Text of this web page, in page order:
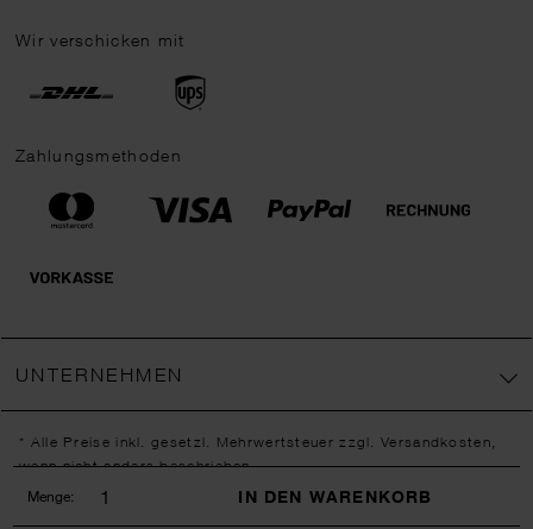
Menge: IN DEN WARENKORB
Wir verschicken mit
Zahlungsmethoden
UNTERNEHMEN
* Alle Preise inkl. gesetzl. Mehrwertsteuer zzgl.Versandkosten,
wenn nicht anders beschrieben.
** Jede:r Abonnent:in erhält bei erstmaliger Anmeldung für unseren